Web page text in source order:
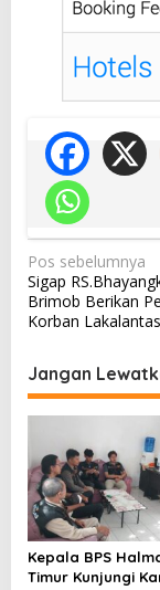
N
a
v
g
a
i
p
o
s
Pos sebelumnya
Sigap
Brimob Berikan
Korban
Jangan
Kepala BPS
Timur Kunjungi